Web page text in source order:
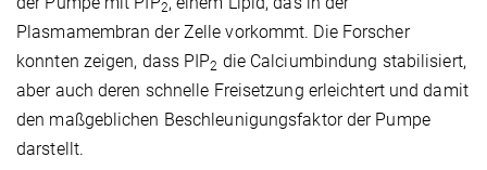
2
Plasmamembran der Zelle vorkommt. Die Forscher
konnten zeigen, dass PIP2 die Calciumbindung stabilisiert,
aber auch deren schnelle Freisetzung erleichtert und damit
den maßgeblichen Beschleunigungsfaktor der Pumpe
darstellt.